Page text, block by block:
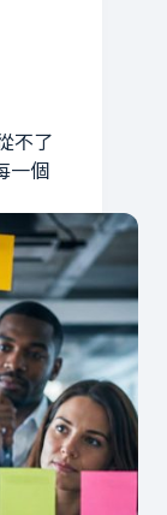
不了
一個